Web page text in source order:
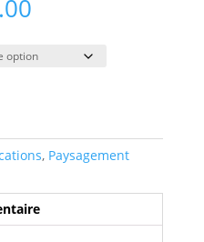
Plage
prix :
$67.00
, Paysagement